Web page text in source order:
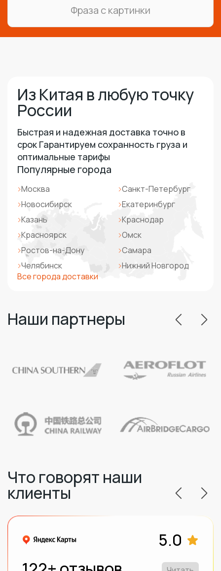
Из Китая в любую точку
России
Быстрая и надежная доставка точно в
срок Гарантируем сохранность груза и
оптимальные тарифы
Популярные города
Москва
Санкт-Петербург
Новосибирск
Екатеринбург
Казань
Краснодар
Красноярск
Омск
Ростов-на-Дону
Самара
Челябинск
Нижний Новгород
Все города доставки
Наши партнеры
Что говорят наши
клиенты
5.0